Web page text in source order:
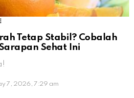
Tetap Stabil? Cobalah
Sehat Ini
7, 2026, 7:29 am